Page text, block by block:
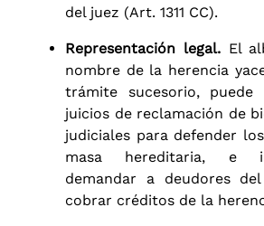
del juez (Art. 1311 CC).
Representación legal.El
nombre de la herencia
trámite sucesorio, puede
juicios de reclamación de
judiciales para defender
masa hereditaria, e
demandar a deudores
cobrar créditos de la